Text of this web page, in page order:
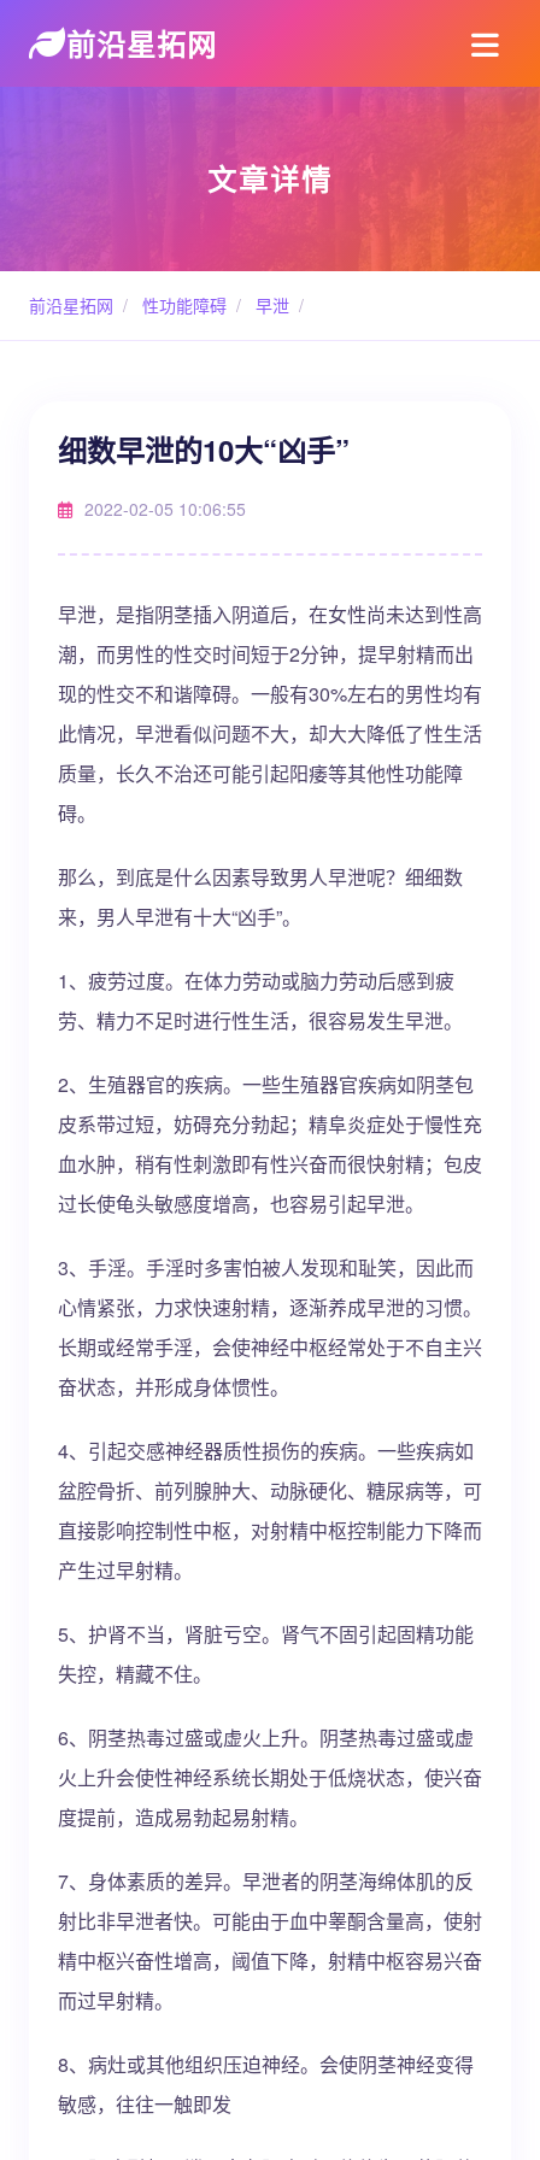
前沿星拓网
文章详情
前沿星拓网 / 性功能障碍 / 早泄 /
细数早泄的10大“凶手”
2022-02-05 10:06:55
早泄，是指阴茎插入阴道后，在女性尚未达到性高
潮，而男性的性交时间短于2分钟，提早射精而出
现的性交不和谐障碍。一般有30%左右的男性均有
此情况，早泄看似问题不大，却大大降低了性生活
质量，长久不治还可能引起阳痿等其他性功能障
碍。
那么，到底是什么因素导致男人早泄呢？细细数
来，男人早泄有十大“凶手”。
1、疲劳过度。在体力劳动或脑力劳动后感到疲
劳、精力不足时进行性生活，很容易发生早泄。
2、生殖器官的疾病。一些生殖器官疾病如阴茎包
皮系带过短，妨碍充分勃起；精阜炎症处于慢性充
血水肿，稍有性刺激即有性兴奋而很快射精；包皮
过长使龟头敏感度增高，也容易引起早泄。
3、手淫。手淫时多害怕被人发现和耻笑，因此而
心情紧张，力求快速射精，逐渐养成早泄的习惯。
长期或经常手淫，会使神经中枢经常处于不自主兴
奋状态，并形成身体惯性。
4、引起交感神经器质性损伤的疾病。一些疾病如
盆腔骨折、前列腺肿大、动脉硬化、糖尿病等，可
直接影响控制性中枢，对射精中枢控制能力下降而
产生过早射精。
5、护肾不当，肾脏亏空。肾气不固引起固精功能
失控，精藏不住。
6、阴茎热毒过盛或虚火上升。阴茎热毒过盛或虚
火上升会使性神经系统长期处于低烧状态，使兴奋
度提前，造成易勃起易射精。
7、身体素质的差异。早泄者的阴茎海绵体肌的反
射比非早泄者快。可能由于血中睾酮含量高，使射
精中枢兴奋性增高，阈值下降，射精中枢容易兴奋
而过早射精。
8、病灶或其他组织压迫神经。会使阴茎神经变得
敏感，往往一触即发